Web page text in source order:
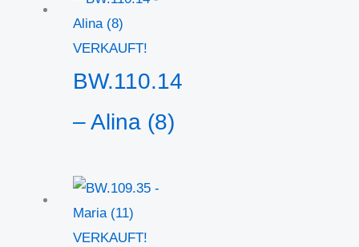
VERKAUFT!
BW.110.14
– Alina (8)
VERKAUFT!